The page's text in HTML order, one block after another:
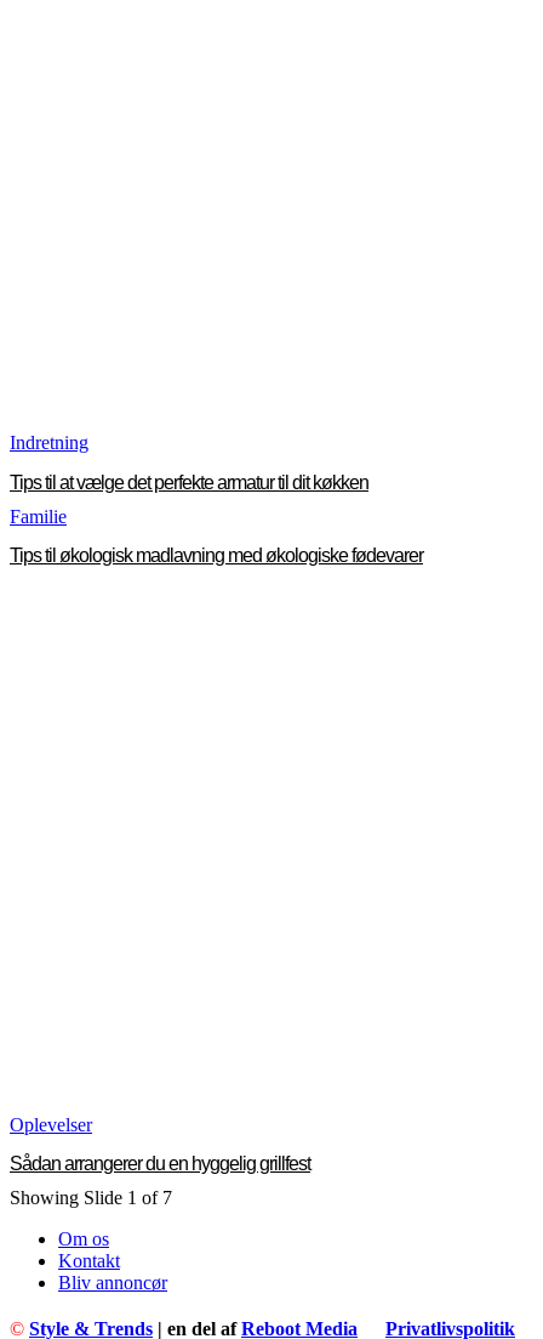
Indretning
Tips til at vælge det perfekte armatur til dit køkken
Familie
Tips til økologisk madlavning med økologiske fødevarer
Oplevelser
Sådan arrangerer du en hyggelig grillfest
Showing Slide 1 of 7
Om os
Kontakt
Bliv annoncør
© Style & Trends | en del afReboot Media Privatlivspolitik